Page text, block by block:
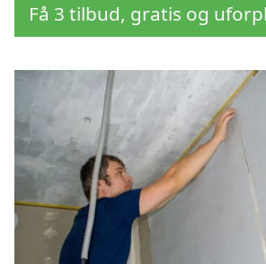
Få 3 tilbud, gratis og